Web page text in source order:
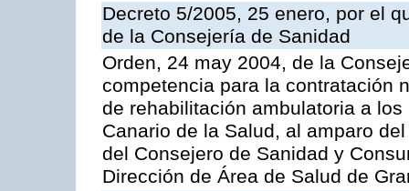
Decreto 5/2005, 25 enero, por el
de la Consejería de Sanidad
Orden, 24 may 2004, de la
competencia para la contratación
de rehabilitación ambulatoria a
Canario de la Salud, al amparo
del Consejero de Sanidad y
Dirección de Área de Salud de